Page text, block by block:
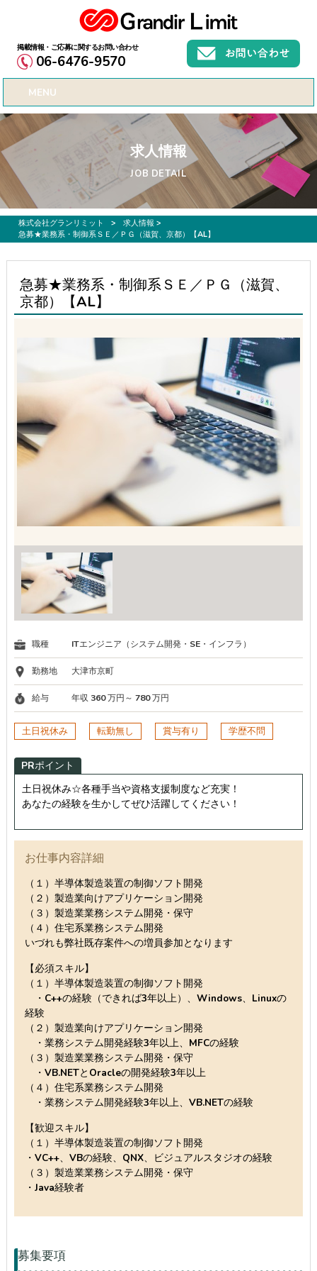
06-6476-9570
MENU
求人情報
JOB DETAIL
株式会社グランリミット > 求人情報 >
急募★業務系・制御系ＳＥ／ＰＧ（滋賀、京都）【AL】
急募★業務系・制御系ＳＥ／ＰＧ（滋賀、
京都）【AL】
職種 ITエンジニア（システム開発・SE・インフラ）
勤務地 大津市京町
給与 年収 360 万円～ 780 万円
土日祝休み 転勤無し 賞与有り 学歴不問
PRポイント
土日祝休み☆各種手当や資格支援制度など充実！
あなたの経験を生かしてぜひ活躍してください！
お仕事内容詳細
（１）半導体製造装置の制御ソフト開発
（２）製造業向けアプリケーション開発
（３）製造業業務システム開発・保守
（４）住宅系業務システム開発
いづれも弊社既存案件への増員参加となります
【必須スキル】
（１）半導体製造装置の制御ソフト開発
・C++の経験（できれば3年以上）、Windows、Linuxの
経験
（２）製造業向けアプリケーション開発
・業務システム開発経験3年以上、MFCの経験
（３）製造業業務システム開発・保守
・VB.NETとOracleの開発経験3年以上
（４）住宅系業務システム開発
・業務システム開発経験3年以上、VB.NETの経験
【歓迎スキル】
（１）半導体製造装置の制御ソフト開発
・VC++、VBの経験、QNX、ビジュアルスタジオの経験
（３）製造業業務システム開発・保守
・Java経験者
募集要項